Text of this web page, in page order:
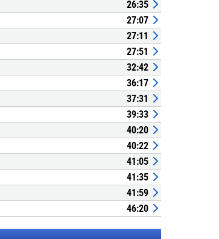
26:35
27:07
27:11
27:51
32:42
36:17
37:31
39:33
40:20
40:22
41:05
41:35
41:59
46:20